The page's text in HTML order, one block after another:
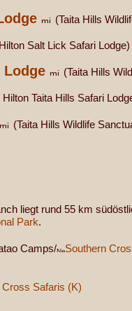
(Taita Hills
Salt Lick Safari Lodge)
Lodge
(Taita Hills
Taita Hills Safari
(Taita Hills Wildlife
liegt rund 55 km
Park.
Camps/
Southern
Cross Safaris (K)